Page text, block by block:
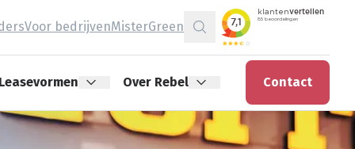
Voor bedrijvenMisterGreen
Zoeken
Over Rebel Contact